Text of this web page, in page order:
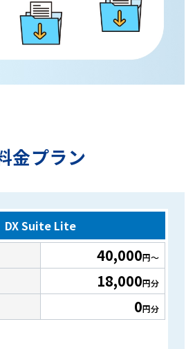
金プラン
DX Suite Lite
40,000円〜
18,000円分
0円分